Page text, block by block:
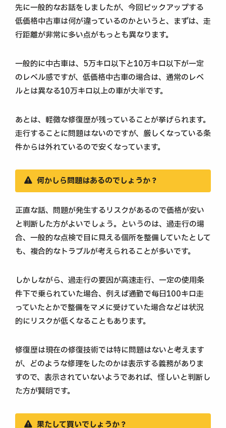
先に一般的なお話をしましたが、今回ピックアップする
低価格中古車は何が違っているのかというと、まずは、走
行距離が非常に多い点がもっとも異なります。
一般的に中古車は、5万キロ以下と10万キロ以下が一定
のレベル感ですが、低価格中古車の場合は、通常のレベ
ルとは異なる10万キロ以上の車が大半です。
あとは、軽微な修復歴が残っていることが挙げられます。
走行することに問題はないのですが、厳しくなっている条
件からは外れているので安くなっています。
何かしら問題はあるのでしょうか？
正直な話、問題が発生するリスクがあるので価格が安い
と判断した方がよいでしょう。というのは、過走行の場
合、一般的な点検で目に見える個所を整備していたとして
も、複合的なトラブルが考えられることが多いです。
しかしながら、過走行の要因が高速走行、一定の使用条
件下で乗られていた場合、例えば通勤で毎日100キロ走
っていたとかで整備をマメに受けていた場合などは状況
的にリスクが低くなることもあります。
修復歴は現在の修復技術では特に問題はないと考えます
が、どのような修理をしたのかは表示する義務がありま
すので、表示されていないようであれば、怪しいと判断し
た方が賢明です。
果たして買いでしょうか？